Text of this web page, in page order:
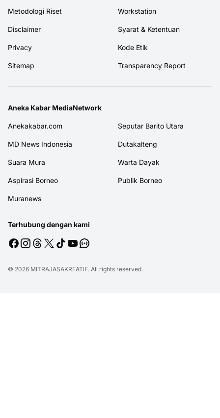
Metodologi Riset Workstation
Disclaimer Syarat & Ketentuan
Privacy Kode Etik
Sitemap Transparency Report
Aneka Kabar MediaNetwork
Anekakabar.com Seputar Barito Utara
MD News Indonesia Dutakalteng
Suara Mura Warta Dayak
Aspirasi Borneo Publik Borneo
Muranews
Terhubung dengan kami
© 2026 MITRAJASAKREATIF. All rights reserved.